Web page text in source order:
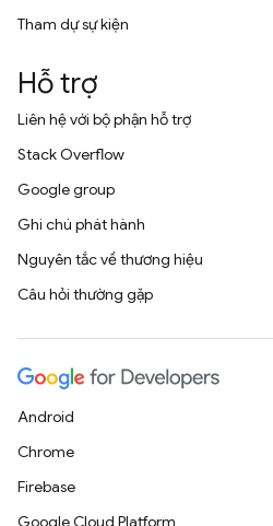
Tham dự sự kiện
Hỗ trợ
Liên hệ với bộ phận hỗ trợ
Stack Overflow
Google group
Ghi chú phát hành
Nguyên tắc về thương hiệu
Câu hỏi thường gặp
Android
Chrome
Firebase
Google Cloud Platform